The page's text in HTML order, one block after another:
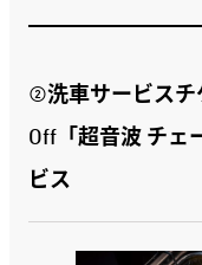
②洗車サービスチ
Off「超音波 チェ
ビス